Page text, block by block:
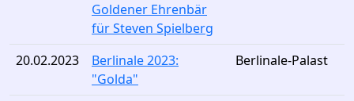
Goldener Ehrenbär
für Steven Spielberg
20.02.2023
Berlinale 2023:
"Golda"
Berlinale-Palast